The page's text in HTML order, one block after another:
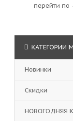
перейти по -
КАТЕГОРИИ
Новинки
Скидки
НОВОГОДНЯЯ